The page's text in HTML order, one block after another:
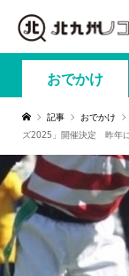
おでかけ
記事 おでかけ
ズ2025」開催決定 昨年